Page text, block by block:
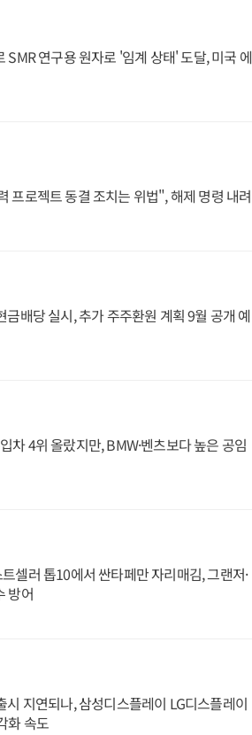
SMR 연구용 원자로 '임계 상태' 도달, 미국 에
프로젝트 동결 조치는 위법", 해제 명령 내려
배당 실시, 추가 주주환원 계획 9월 공개 예
차 4위 올랐지만, BMW·벤츠보다 높은 공임
셀러 톱10에서 싼타페만 자리매김, 그랜저·
방어
지연되나, 삼성디스플레이 LG디스플레이
화 속도